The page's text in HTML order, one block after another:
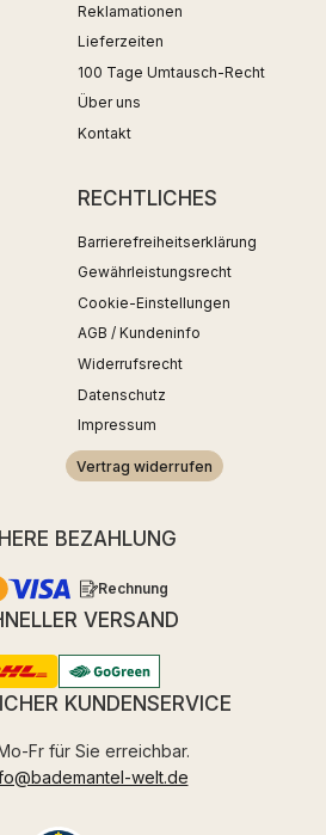
Reklamationen
Lieferzeiten
100 Tage Umtausch-Recht
Über uns
Kontakt
RECHTLICHES
Barrierefreiheitserklärung
Gewährleistungsrecht
Cookie-Einstellungen
AGB / Kundeninfo
Widerrufsrecht
Datenschutz
Impressum
Vertrag widerrufen
BEZAHLUNG
Rechnung
VERSAND
KUNDENSERVICE
Fr für Sie erreichbar.
welt.de